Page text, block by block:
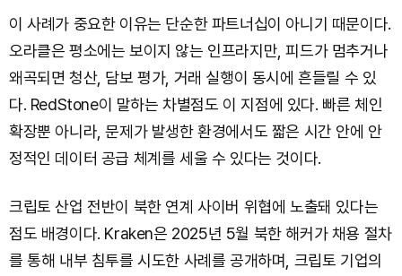
이 사례가 중요한 이유는 단순한 파트너십이 아니기 때문이다.
오라클은 평소에는 보이지 않는 인프라지만, 피드가 멈추거나
왜곡되면 청산, 담보 평가, 거래 실행이 동시에 흔들릴 수 있
다. RedStone이 말하는 차별점도 이 지점에 있다. 빠른 체인
확장뿐 아니라, 문제가 발생한 환경에서도 짧은 시간 안에 안
정적인 데이터 공급 체계를 세울 수 있다는 것이다.
크립토 산업 전반이 북한 연계 사이버 위협에 노출돼 있다는
점도 배경이다. Kraken은 2025년 5월 북한 해커가 채용 절차
를 통해 내부 침투를 시도한 사례를 공개하며, 크립토 기업의